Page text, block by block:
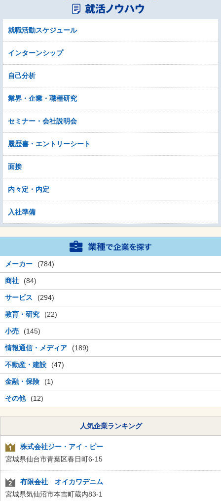
就職活動スケジュール
インターンシップ
自己分析
業界・企業・職種研究
セミナー・会社説明会
履歴書・エントリーシート
面接
内々定・内定
入社準備
メーカー (784)
商社 (84)
サービス (294)
教育・研究 (22)
小売 (145)
情報通信・メディア (189)
不動産・建設 (47)
金融・保険 (1)
その他 (12)
人気企業ランキング
株式会社ジー・アイ・ピー
宮城県仙台市青葉区春日町6-15
有限会社 オイカワデニム
宮城県気仙沼市本吉町蔵内83-1